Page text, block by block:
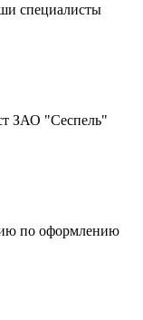
специалисты
ЗАО "Сеспель"
по оформлению